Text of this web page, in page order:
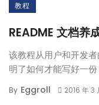
教程
README 文档养
该教程从用户和开发
明了如何才能写好一份
By Eggroll 2016 年 3